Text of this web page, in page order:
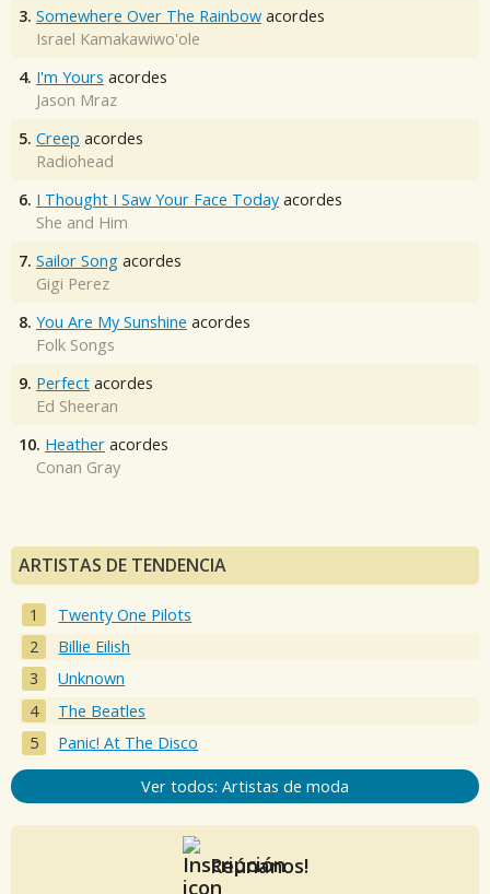
3. Somewhere Over The Rainbow acordes
Israel Kamakawiwo'ole
4. I'm Yours acordes
Jason Mraz
5. Creep acordes
Radiohead
6. I Thought I Saw Your Face Today acordes
She and Him
7. Sailor Song acordes
Gigi Perez
8. You Are My Sunshine acordes
Folk Songs
9. Perfect acordes
Ed Sheeran
10. Heather acordes
Conan Gray
ARTISTAS DE TENDENCIA
Twenty One Pilots
Billie Eilish
Unknown
The Beatles
Panic! At The Disco
Ver todos: Artistas de moda
Reúnanos!